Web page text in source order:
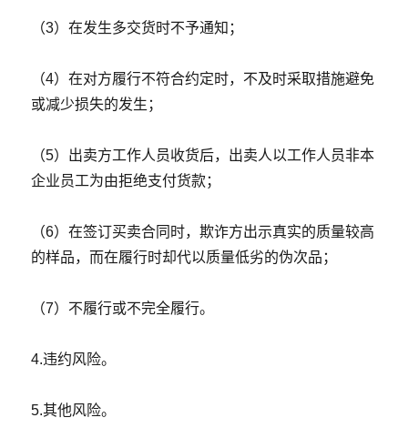
（3）在发生多交货时不予通知；
（4）在对方履行不符合约定时，不及时采取措施避免
或减少损失的发生；
（5）出卖方工作人员收货后，出卖人以工作人员非本
企业员工为由拒绝支付货款；
（6）在签订买卖合同时，欺诈方出示真实的质量较高
的样品，而在履行时却代以质量低劣的伪次品；
（7）不履行或不完全履行。
4.违约风险。
5.其他风险。